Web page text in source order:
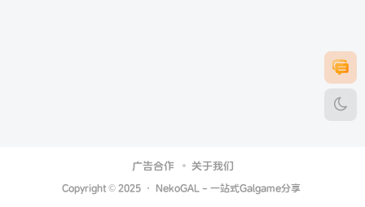
广告合作 关于我们
Copyright © 2025 · NekoGAL - 一站式Galgame分享